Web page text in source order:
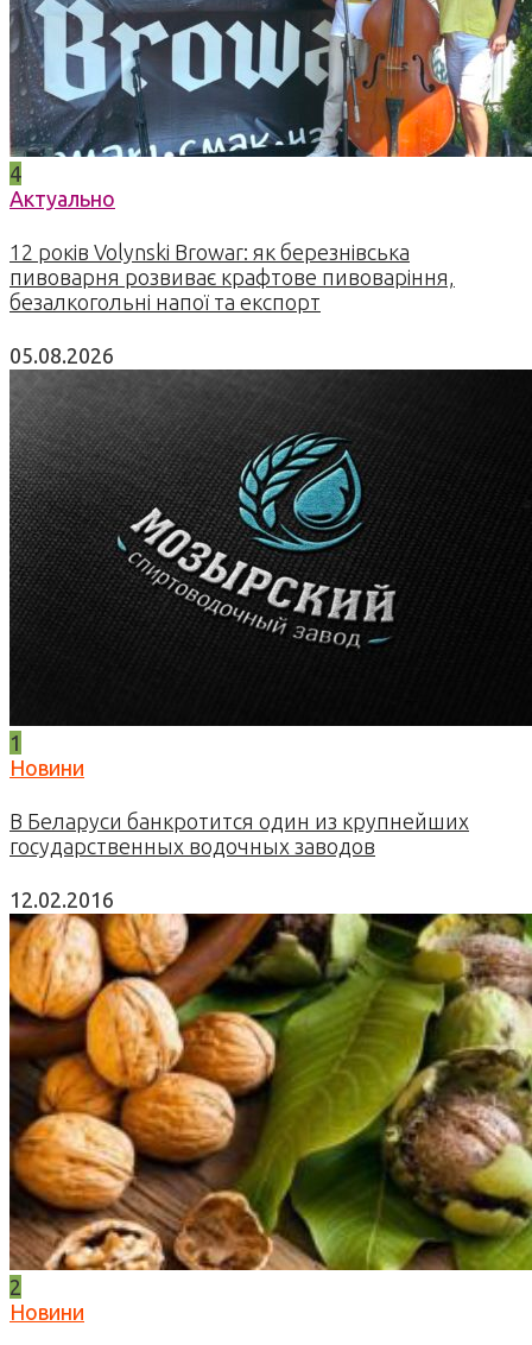
4
Актуально
12 років Volynski Browar: як березнівська
пивоварня розвиває крафтове пивоваріння,
безалкогольні напої та експорт
05.08.2026
1
Новини
В Беларуси банкротится один из крупнейших
государственных водочных заводов
12.02.2016
2
Новини